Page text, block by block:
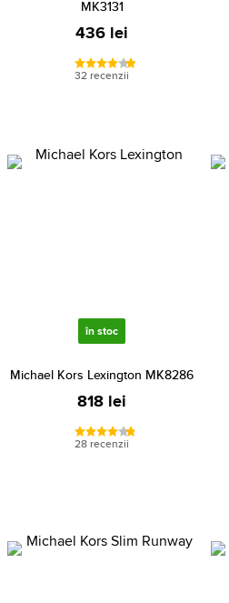
MK3131
436 lei
32 recenzii
în stoc
Michael Kors Lexington MK8286
818 lei
28 recenzii